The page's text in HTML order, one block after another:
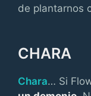
de plantarnos
CHARA
Chara… Si